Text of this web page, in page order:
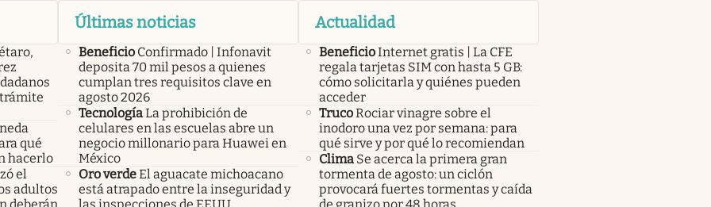
qué
hacerlo
el
adultos
Últimas noticias
Beneficio Confirmado | Infonavit
deposita 70 mil pesos a quienes
cumplan tres requisitos clave en
agosto 2026
TecnologíaLa prohibición de
celulares en las escuelas abre un
negocio millonario para Huawei en
México
Oro verdeEl aguacate michoacano
está atrapado entre la inseguridad y
Actualidad
BeneficioInternet gratis | La CFE
regala tarjetas SIM con hasta 5 GB:
cómo solicitarla y quiénes pueden
acceder
TrucoRociar vinagre sobre el
inodoro una vez por semana: para
qué sirve y por qué lo recomiendan
Clima Se acerca la primera gran
tormenta de agosto: un ciclón
provocará fuertes tormentas y caída